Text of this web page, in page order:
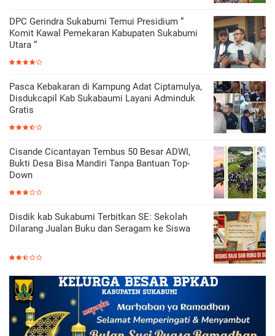
DPC Gerindra Sukabumi Temui Presidium “
Komit Kawal Pemekaran Kabupaten Sukabumi
Utara “
Pasca Kebakaran di Kampung Adat Ciptamulya,
Disdukcapil Kab Sukabaumi Layani Adminduk
Gratis
Cisande Cicantayan Tembus 50 Besar ADWI,
Bukti Desa Bisa Mandiri Tanpa Bantuan Top-
Down
Disdik kab Sukabumi Terbitkan SE: Sekolah
Dilarang Jualan Buku dan Seragam ke Siswa